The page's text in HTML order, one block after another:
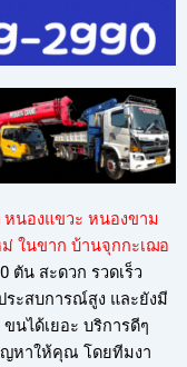
หนองแขวะ หนองขาม
ในขาก บ้านจุกกะเฌอ
ตัน สะดวก รวดเร็ว
ะสบการณ์สูง และยังมี
นได้เยอะ บริการดีๆ
ญหาให้คุณ โดยทีมงา